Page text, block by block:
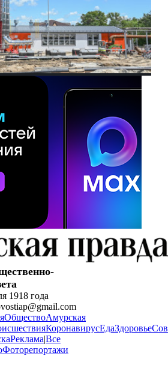
1918 года
ОбществоАмурская
КоронавирусЕдаЗдоровье
Реклама|Все
Фоторепортажи